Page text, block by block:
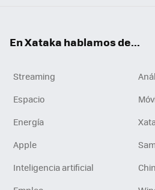
En Xataka hablamos de...
Streaming
Espacio
Energía
Apple
Inteligencia artificial